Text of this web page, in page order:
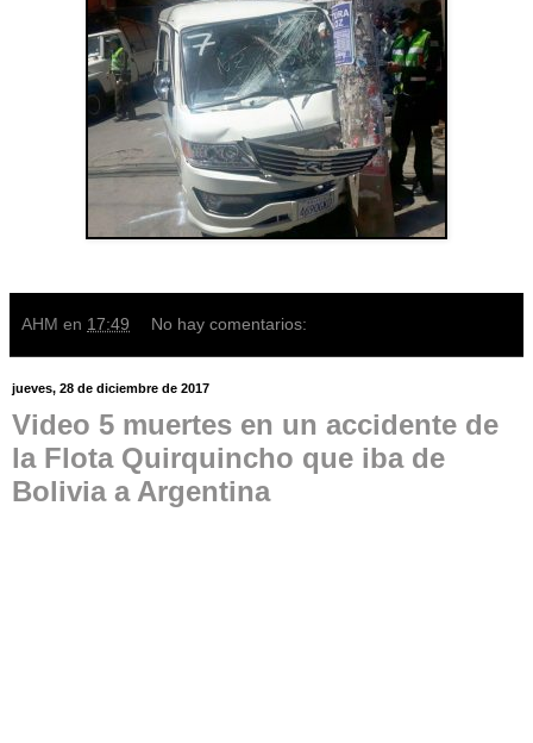
AHM en 17:49 No hay comentarios:
jueves, 28 de diciembre de 2017
Video 5 muertes en un accidente de
la Flota Quirquincho que iba de
Bolivia a Argentina